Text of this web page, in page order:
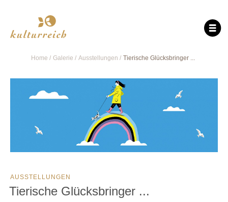
Home Galerie Ausstellungen Tierische Glücksbringer ...
AUSSTELLUNGEN
Tierische Glücksbringer ...